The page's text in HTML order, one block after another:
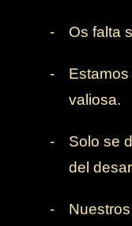
- Os falta
-
valiosa.
-
Solo se
del
-